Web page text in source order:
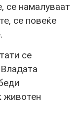
се намалуваат
се повеќе
се
животен